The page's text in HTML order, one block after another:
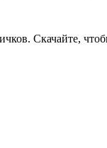
Скачайте,